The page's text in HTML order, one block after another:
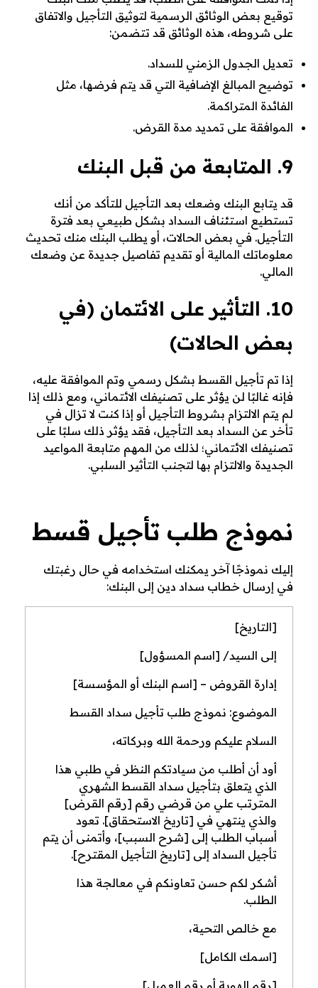
توقيع بعض الوثائق الرسمية لتوثيق التأجيل والاتفاق
على شروطه، هذه الوثائق قد تتضمن:
تعديل الجدول الزمني للسداد.
توضيح المبالغ الإضافية التي قد يتم فرضها، مثل
الفائدة المتراكمة.
الموافقة على تمديد مدة القرض.
9. المتابعة من قبل البنك
قد يتابع البنك وضعك بعد التأجيل للتأكد من أنك
تستطيع استئناف السداد بشكل طبيعي بعد فترة
التأجيل. في بعض الحالات، أو يطلب البنك منك تحديث
معلوماتك المالية أو تقديم تفاصيل جديدة عن وضعك
المالي.
10. التأثير على الائتمان (في
بعض الحالات)
إذا تم تأجيل القسط بشكل رسمي وتم الموافقة عليه،
فإنه غالبًا لن يؤثر على تصنيفك الائتماني، ومع ذلك إذا
لم يتم الالتزام بشروط التأجيل أو إذا كنت لا تزال في
تأخر عن السداد بعد التأجيل، فقد يؤثر ذلك سلبًا على
تصنيفك الائتماني؛ لذلك من المهم متابعة المواعيد
الجديدة والالتزام بها لتجنب التأثير السلبي.
نموذج طلب تأجيل قسط
إليك نموذجًا آخر يمكنك استخدامه في حال رغبتك
في إرسال خطاب سداد دين إلى البنك:
[التاريخ]
إلى السيد/ [اسم المسؤول]
إدارة القروض – [اسم البنك أو المؤسسة]
الموضوع: نموذج طلب تأجيل سداد القسط
السلام عليكم ورحمة الله وبركاته،
أود أن أطلب من سيادتكم النظر في طلبي هذا
الذي يتعلق بتأجيل سداد القسط الشهري
المترتب علي من قرضي رقم [رقم القرض]
والذي ينتهي في [تاريخ الاستحقاق]. تعود
أسباب الطلب إلى [شرح السبب]، وأتمنى أن يتم
تأجيل السداد إلى [تاريخ التأجيل المقترح].
أشكر لكم حسن تعاونكم في معالجة هذا
الطلب.
مع خالص التحية،
[اسمك الكامل]